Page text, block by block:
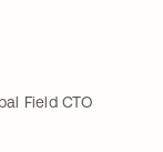
Field CTO